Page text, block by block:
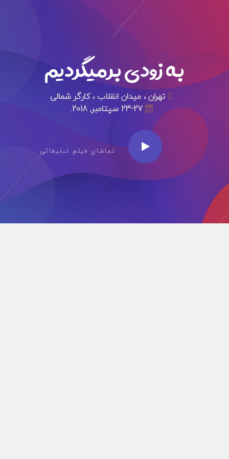
به زودی برمیگردیم
تهران ، میدان انقلاب ، کارگر شمالی
23-27 سپتامبر, 2018.
تماشای فیلم تبلیغاتی